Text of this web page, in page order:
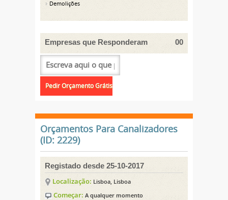
Demolições
Empresas que Responderam 00
Orçamentos Para Canalizadores
(ID: 2229)
Registado desde 25-10-2017
Localização: Lisboa, Lisboa
Começar: A qualquer momento